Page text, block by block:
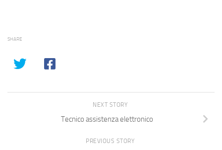
SHARE
NEXT STORY
Tecnico assistenza elettronico
PREVIOUS STORY